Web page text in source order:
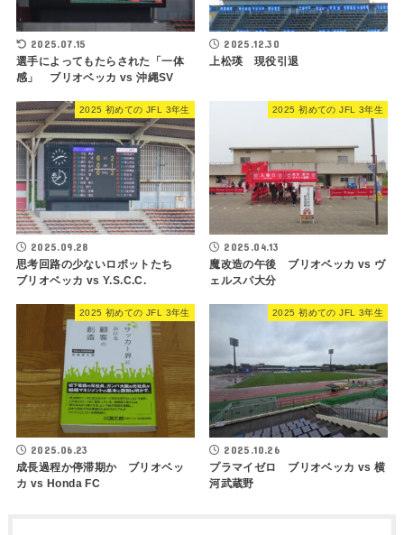
2025.07.15
選手によってもたらされた「一体
感」 ブリオベッカ vs 沖縄SV
2025.12.30
上松瑛 現役引退
2025 初めての JFL 3年生
2025.09.28
思考回路の少ないロボットたち
ブリオベッカ vs Y.S.C.C.
2025 初めての JFL 3年生
2025.04.13
魔改造の午後 ブリオベッカ vs ヴ
ェルスパ大分
2025 初めての JFL 3年生
2025.06.23
成長過程か停滞期か ブリオベッ
カ vs Honda FC
2025 初めての JFL 3年生
2025.10.26
プラマイゼロ ブリオベッカ vs 横
河武蔵野